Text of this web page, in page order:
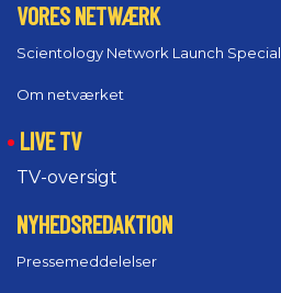
VORES NETWÆRK
Scientology Network Launch Special
Om netværket
LIVE TV
TV-oversigt
NYHEDSREDAKTION
Pressemeddelelser